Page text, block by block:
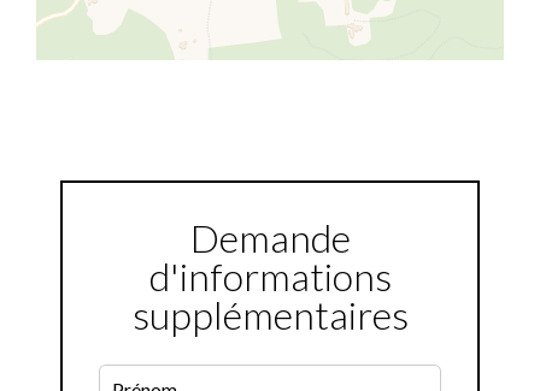
Demande
d'informations
supplémentaires